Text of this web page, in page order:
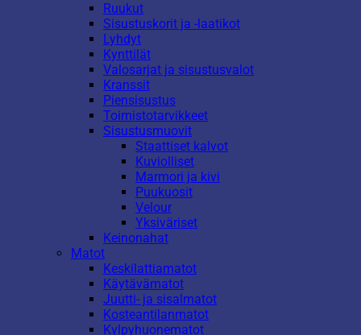
Ruukut
Sisustuskorit ja -laatikot
Lyhdyt
Kynttilät
Valosarjat ja sisustusvalot
Kranssit
Piensisustus
Toimistotarvikkeet
Sisustusmuovit
Staattiset kalvot
Kuviolliset
Marmori ja kivi
Puukuosit
Velour
Yksiväriset
Keinonahat
Matot
Keskilattiamatot
Käytävämatot
Juutti- ja sisalmatot
Kosteantilanmatot
Kylpyhuonematot